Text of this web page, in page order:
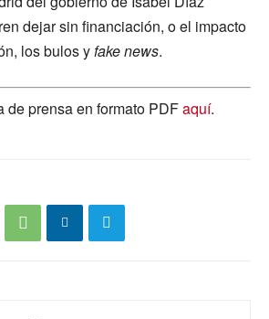
dejar sin financiación, o el impacto
los bulos y fake news.
de prensa en formato PDFaquí.